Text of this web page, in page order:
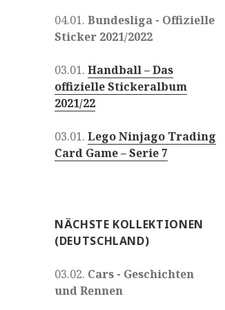
04.01.Bundesliga - Offizielle
Sticker 2021/2022
03.01.Handball – Das
offizielle Stickeralbum
2021/22
03.01.Lego Ninjago Trading
Card Game – Serie 7
NÄCHSTE KOLLEKTIONEN
(DEUTSCHLAND)
03.02. Cars - Geschichten
und Rennen